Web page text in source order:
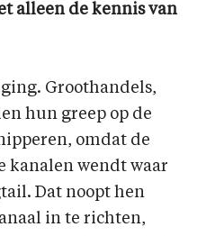
alleen de kennis van
Groothandels,
hun greep op de
omdat de
kanalen wendt waar
Dat noopt hen
in te richten,